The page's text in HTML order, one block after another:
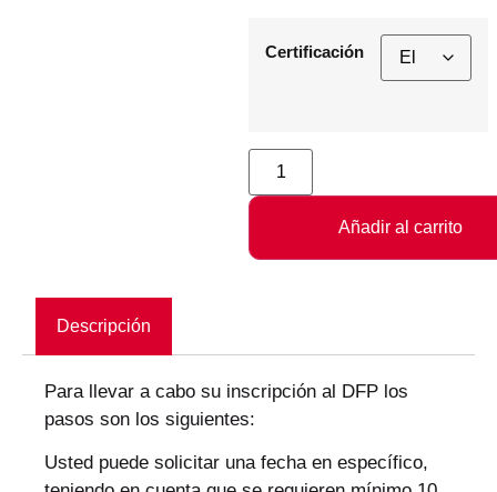
Certificación
Añadir al carrito
Descripción
Para llevar a cabo su inscripción al DFP los
pasos son los siguientes:
Usted puede solicitar una fecha en específico,